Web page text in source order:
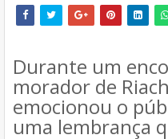
Durante um
morador de
emocionou o
uma lembrança